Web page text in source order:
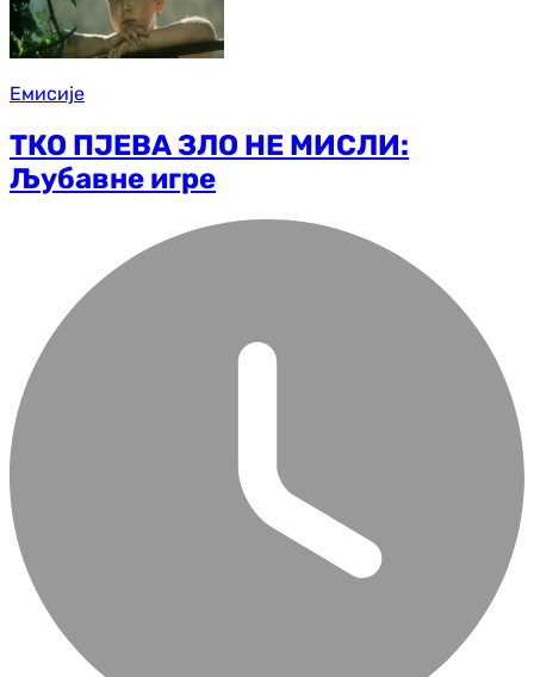
Емисије
ТКО ПЈЕВА ЗЛО НЕ МИСЛИ:
Љубавне игре